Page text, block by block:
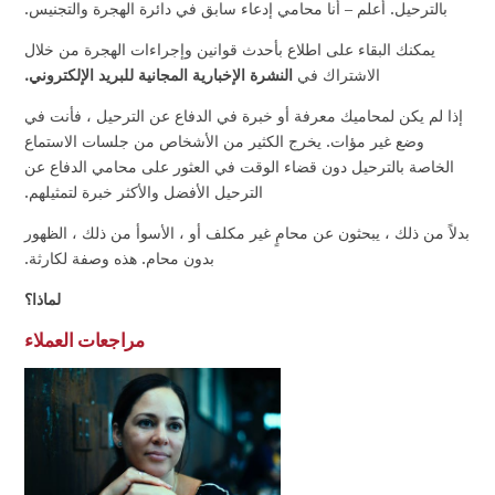
بالترحيل. أعلم – أنا محامي إدعاء سابق في دائرة الهجرة والتجنيس.
يمكنك البقاء على اطلاع بأحدث قوانين وإجراءات الهجرة من خلال
الاشتراك في النشرة الإخبارية المجانية للبريد الإلكتروني.
إذا لم يكن لمحاميك معرفة أو خبرة في الدفاع عن الترحيل ، فأنت في
وضع غير مؤات. يخرج الكثير من الأشخاص من جلسات الاستماع
الخاصة بالترحيل دون قضاء الوقت في العثور على محامي الدفاع عن
الترحيل الأفضل والأكثر خبرة لتمثيلهم.
بدلاً من ذلك ، يبحثون عن محامٍ غير مكلف أو ، الأسوأ من ذلك ، الظهور
بدون محام. هذه وصفة لكارثة.
لماذا؟
مراجعات العملاء